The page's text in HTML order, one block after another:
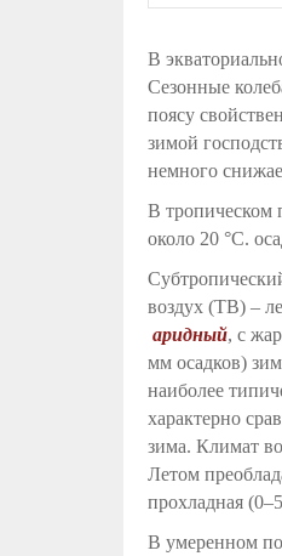
В
Сезонные
поясу
зимой
немного
В тропическом
около 20 °С.
воздух (ТВ) –
аридный, с
мм осадков)
наиболее
характерно
зима. Климат
Летом
прохладная
В умеренном